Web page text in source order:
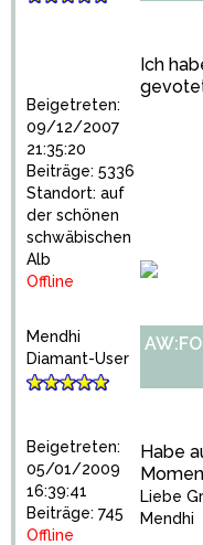
Beigetreten:
09/12/2007
21:35:20
Beiträge: 5336
Standort: auf
der schönen
schwäbischen
Alb
Offline
Ich
Mendhi
Diamant-User
Beigetreten:
05/01/2009
16:39:41
Beiträge: 745
Offline
Habe
Liebe
Mendhi